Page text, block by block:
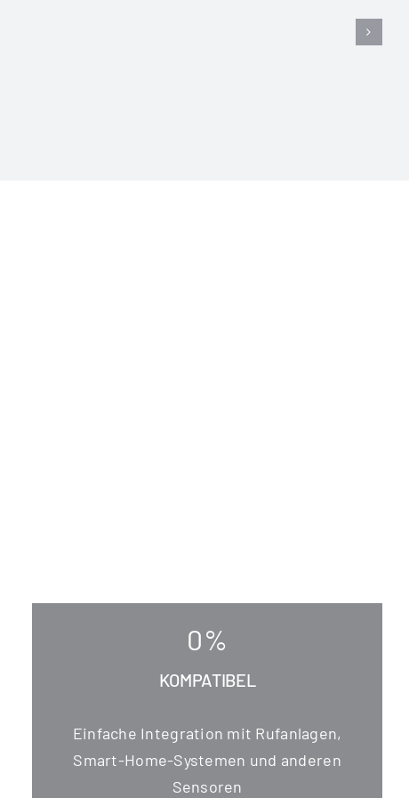
0%
KOMPATIBEL
Ein­fa­che Inte­gra­ti­on mit Ruf­an­la­gen,
Smart-Home-Sys­te­men und ande­ren
Sensoren